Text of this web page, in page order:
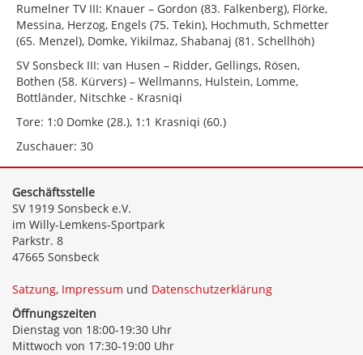
Rumelner TV III: Knauer – Gordon (83. Falkenberg), Flörke,
Messina, Herzog, Engels (75. Tekin), Hochmuth, Schmetter
(65. Menzel), Domke, Yikilmaz, Shabanaj (81. Schellhöh)
SV Sonsbeck III: van Husen – Ridder, Gellings, Rösen,
Bothen (58. Kürvers) – Wellmanns, Hulstein, Lomme,
Bottländer, Nitschke - Krasniqi
Tore: 1:0 Domke (28.), 1:1 Krasniqi (60.)
Zuschauer: 30
Geschäftsstelle
SV 1919 Sonsbeck e.V.
im Willy-Lemkens-Sportpark
Parkstr. 8
47665 Sonsbeck
Satzung, Impressum und Datenschutzerklärung
Öffnungszeiten
Dienstag von 18:00-19:30 Uhr
Mittwoch von 17:30-19:00 Uhr